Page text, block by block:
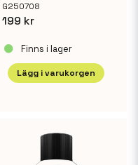
G250708
199 kr
Finns i lager
Lägg i varukorgen